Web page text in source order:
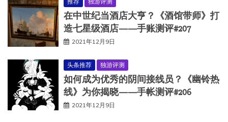
在中世纪当酒店大亨？《酒馆带师》打
造七星级酒店——手账测评#207
2021年12月9日
头条推荐 独游评测
如何成为优秀的阴间接线员？《幽铃热
线》为你揭晓——手帐测评#206
2021年12月9日